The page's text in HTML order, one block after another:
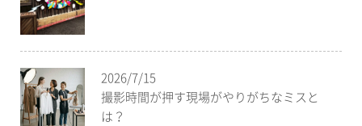
2026/7/15
撮影時間が押す現場がやりがちなミスと
は？